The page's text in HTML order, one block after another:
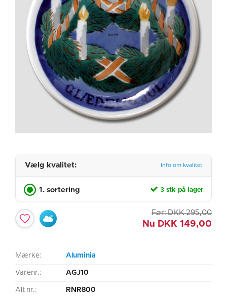
Vælg kvalitet: Info om kvalitet
1. sortering 3 stk på lager
Før: DKK 295,00
Nu DKK 149,00
Mærke: Aluminia
Varenr.: AGJ10
Alt nr.: RNR800